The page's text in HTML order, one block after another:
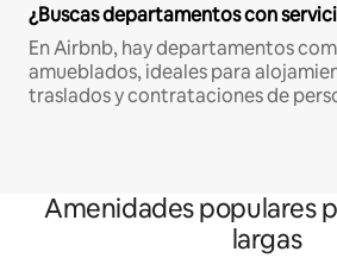
¿Buscas departamentos con
En Airbnb, hay departamentos
amueblados, ideales para
traslados y contrataciones de
Amenidades populares
largas